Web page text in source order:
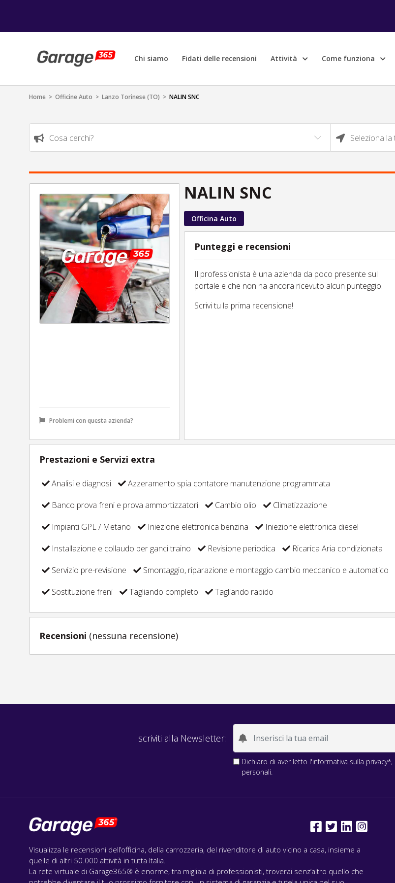
Chi siamo Fidati delle recensioni Attività Come funziona
Home > Officine Auto > Lanzo Torinese (TO) > NALIN SNC
Cosa cerchi? Seleziona la
Problemi con questa azienda?
NALIN SNC
Officina Auto
Punteggi e recensioni
Il professionista è una azienda da poco presente sul
portale e che non ha ancora ricevuto alcun punteggio.
Scrivi tu la prima recensione!
Prestazioni e Servizi extra
Analisi e diagnosi
Azzeramento spia contatore manutenzione programmata
Banco prova freni e prova ammortizzatori
Cambio olio
Climatizzazione
Impianti GPL / Metano
Iniezione elettronica benzina
Iniezione elettronica diesel
Installazione e collaudo per ganci traino
Revisione periodica
Ricarica Aria condizionata
Servizio pre-revisione
Smontaggio, riparazione e montaggio cambio meccanico e automatico
Sostituzione freni
Tagliando completo Tagliando rapido
Recensioni (nessuna recensione)
Iscriviti alla Newsletter:
Dichiaro di aver letto l'informativa sulla privacy*,
personali.
Visualizza le recensioni dell’officina, della carrozzeria, del rivenditore di auto vicino a casa, insieme a
quelle di altri 50.000 attività in tutta Italia.
La rete virtuale di Garage365® è enorme, tra migliaia di professionisti, troverai senz’altro quello che